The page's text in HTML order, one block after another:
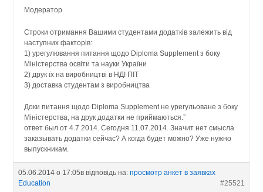
Модератор
Строки отримання Вашими студентами додатків залежить від
наступних факторів:
1) урегулювання питання щодо Diploma Supplement з боку
Міністерства освіти та науки України
2) друк їх на виробництві в НДІ ПІТ
3) доставка студентам з виробництва
Доки питання щодо Diploma Supplement не урегульоване з боку
Міністерства, на друк додатки не приймаються.”
ответ был от 4.7.2014. Сегодня 11.07.2014. Значит нет смысла
заказывать додатки сейчас? А когда будет можно? Уже нужно
выпускникам.
05.06.2014 о 17:05в відповідь на:просмотр анкет в заявках
Education
#25521